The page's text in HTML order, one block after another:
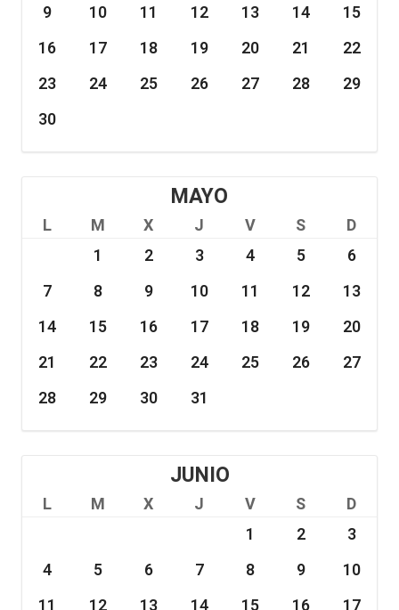
9
10 11 12 13 14
15
16
17 18 19 20 21
22
23
24 25 26 27 28
29
30
MAYO
L M X J V S
D
1
2 3 4 5
6
7
8 9 10 11 12
13
14
15 16 17 18 19
20
21
22 23 24 25 26
27
28
29 30 31
JUNIO
L M X J V S
D
1
2
3
4
5 6 7 8 9
10